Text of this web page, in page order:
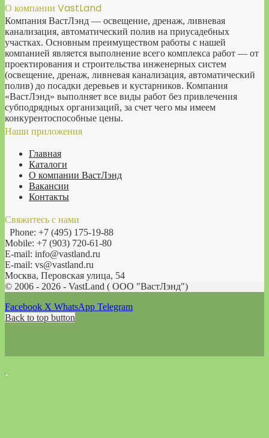
О компании VastLand
Компания ВастЛэнд — освещение, дренаж, ливневая
канализация, автоматический полив на приусадебных
участках. Основным преимуществом работы с нашей
компанией является выполнение всего комплекса работ — от
проектирования и строительства инженерных систем
(освещение, дренаж, ливневая канализация, автоматический
полив) до посадки деревьев и кустарников. Компания
«ВастЛэнд» выполняет все виды работ без привлечения
субподрядных организаций, за счет чего мы имеем
конкурентоспособные цены.
Наши приложения
Главная
Каталоги
О компании ВастЛэнд
Вакансии
Контакты
Свяжитесь с нами
Phone: +7 (495) 175-19-88
Mobile: +7 (903) 720-61-80
E-mail: info@vastland.ru
E-mail: vs@vastland.ru
Москва, Перовская улица, 54
© 2006 - 2026 - VastLand ( OOO "ВастЛэнд")
Facebook X WhatsApp Telegram
Back to top button